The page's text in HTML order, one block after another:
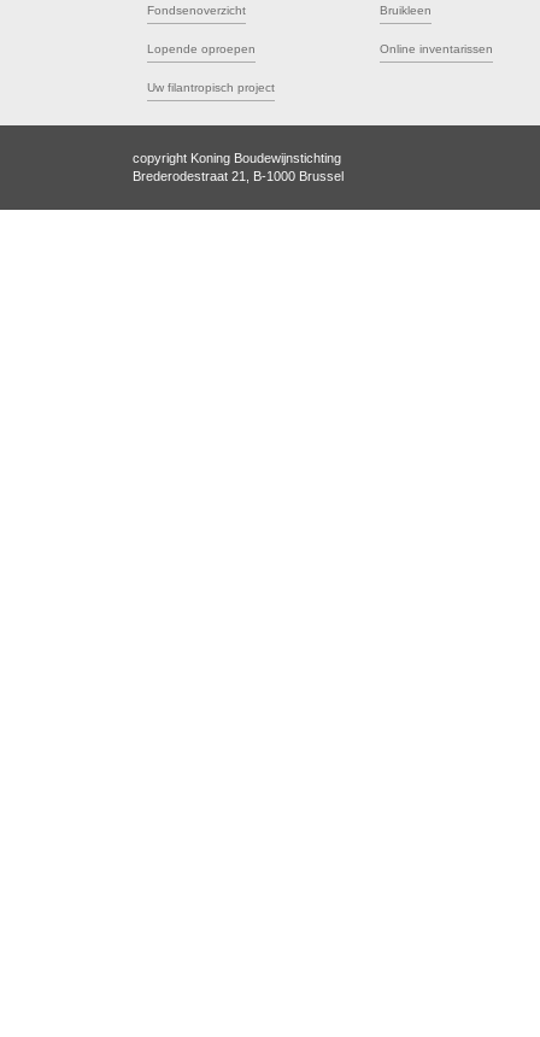
Fondsenoverzicht
Lopende oproepen
Uw filantropisch project
Bruikleen
Online inventarissen
copyright Koning Boudewijnstichting
Brederodestraat 21, B-1000 Brussel